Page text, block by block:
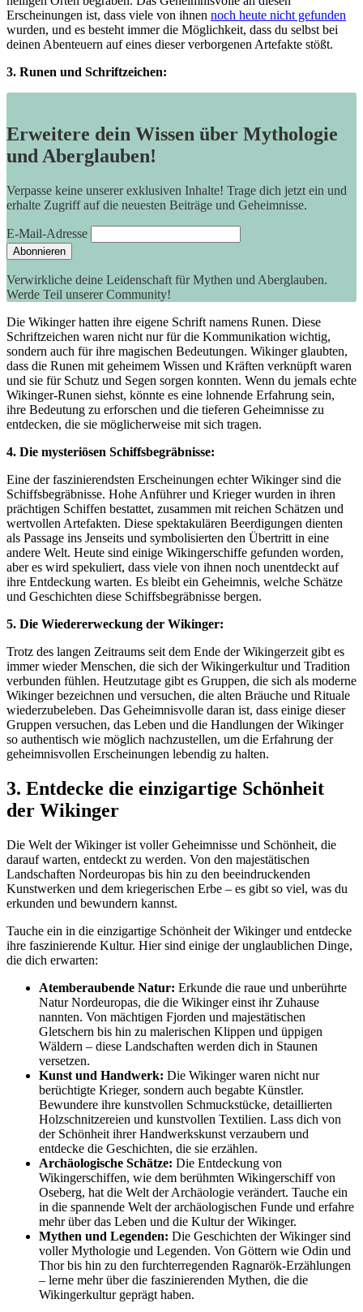
Erscheinungen ist, dass viele von ihnen noch heute nicht gefunden
wurden, und es besteht immer die Möglichkeit, dass du selbst bei
deinen Abenteuern auf eines dieser verborgenen Artefakte stößt.
3. Runen und Schriftzeichen:
Erweitere dein Wissen über Mythologie
und Aberglauben!
Verpasse keine unserer exklusiven Inhalte! Trage dich jetzt ein und
erhalte Zugriff auf die neuesten Beiträge und Geheimnisse.
E-Mail-Adresse
Verwirkliche deine Leidenschaft für Mythen und Aberglauben.
Werde Teil unserer Community!
Die Wikinger hatten ihre eigene Schrift namens Runen. Diese
Schriftzeichen waren nicht nur für die Kommunikation wichtig,
sondern auch für ihre magischen Bedeutungen. Wikinger glaubten,
dass die Runen mit geheimem Wissen und Kräften verknüpft waren
und sie für Schutz und Segen sorgen konnten. Wenn du jemals echte
Wikinger-Runen siehst, könnte es eine lohnende Erfahrung sein,
ihre Bedeutung zu erforschen und die tieferen Geheimnisse zu
entdecken, die sie möglicherweise mit sich tragen.
4. Die mysteriösen Schiffsbegräbnisse:
Eine der faszinierendsten Erscheinungen echter Wikinger sind die
Schiffsbegräbnisse. Hohe Anführer und Krieger wurden in ihren
prächtigen Schiffen bestattet, zusammen mit reichen Schätzen und
wertvollen Artefakten. Diese spektakulären Beerdigungen dienten
als Passage ins Jenseits und symbolisierten den Übertritt in eine
andere Welt. Heute sind einige Wikingerschiffe gefunden worden,
aber es wird spekuliert, dass viele von ihnen noch unentdeckt auf
ihre Entdeckung warten. Es bleibt ein Geheimnis, welche Schätze
und Geschichten diese Schiffsbegräbnisse bergen.
5. Die Wiedererweckung der Wikinger:
Trotz des langen Zeitraums seit dem Ende der Wikingerzeit gibt es
immer wieder Menschen, die sich der Wikingerkultur und Tradition
verbunden fühlen. Heutzutage gibt es Gruppen, die sich als moderne
Wikinger bezeichnen und versuchen, die alten Bräuche und Rituale
wiederzubeleben. Das Geheimnisvolle daran ist, dass einige dieser
Gruppen versuchen, das Leben und die Handlungen der Wikinger
so authentisch wie möglich nachzustellen, um die Erfahrung der
geheimnisvollen Erscheinungen lebendig zu halten.
3. Entdecke die einzigartige Schönheit
der Wikinger
Die Welt der Wikinger ist voller Geheimnisse und Schönheit, die
darauf warten, entdeckt zu werden. Von den majestätischen
Landschaften Nordeuropas bis hin zu den beeindruckenden
Kunstwerken und dem kriegerischen Erbe – es gibt so viel, was du
erkunden und bewundern kannst.
Tauche ein in die einzigartige Schönheit der Wikinger und entdecke
ihre faszinierende Kultur. Hier sind einige der unglaublichen Dinge,
die dich erwarten:
Atemberaubende Natur: Erkunde die raue und unberührte
Natur Nordeuropas, die die Wikinger einst ihr Zuhause
nannten. Von mächtigen Fjorden und majestätischen
Gletschern bis hin zu malerischen Klippen und üppigen
Wäldern – diese Landschaften werden dich in Staunen
versetzen.
Kunst und Handwerk: Die Wikinger waren nicht nur
berüchtigte Krieger, sondern auch begabte Künstler.
Bewundere ihre kunstvollen Schmuckstücke, detaillierten
Holzschnitzereien und kunstvollen Textilien. Lass dich von
der Schönheit ihrer Handwerkskunst verzaubern und
entdecke die Geschichten, die sie erzählen.
Archäologische Schätze: Die Entdeckung von
Wikingerschiffen, wie dem berühmten Wikingerschiff von
Oseberg, hat die Welt der Archäologie verändert. Tauche ein
in die spannende Welt der archäologischen Funde und erfahre
mehr über das Leben und die Kultur der Wikinger.
Mythen und Legenden: Die Geschichten der Wikinger sind
voller Mythologie und Legenden. Von Göttern wie Odin und
Thor bis hin zu den furchterregenden Ragnarök-Erzählungen
– lerne mehr über die faszinierenden Mythen, die die
Wikingerkultur geprägt haben.